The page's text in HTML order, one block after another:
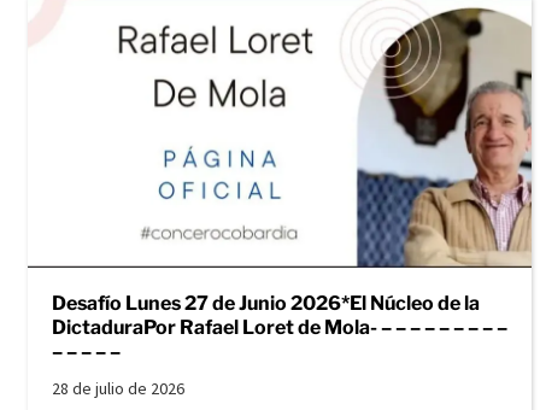
Desafío Lunes 27 de Junio 2026*El Núcleo de la
DictaduraPor Rafael Loret de Mola- – – – – – – – – –
– – – – –
28 de julio de 2026